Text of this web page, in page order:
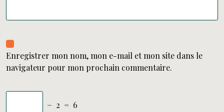
Enregistrer mon nom, mon e-mail et mon site dans le
navigateur pour mon prochain commentaire.
− 2 = 6